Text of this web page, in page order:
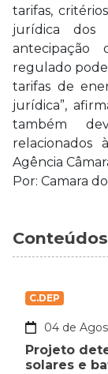
tarifas,
jurídica dos
antecipação
regulado
tarifas de
jurídica”,
também
relacionados
Agência
Por: Camara
C.DEP
04 de
Projeto
solares e